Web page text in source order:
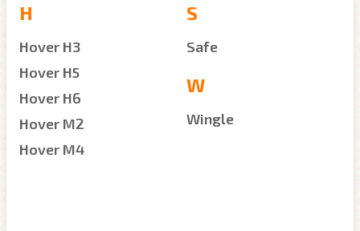
H
Hover H3
Hover H5
Hover H6
Hover M2
Hover M4
S
Safe
W
Wingle